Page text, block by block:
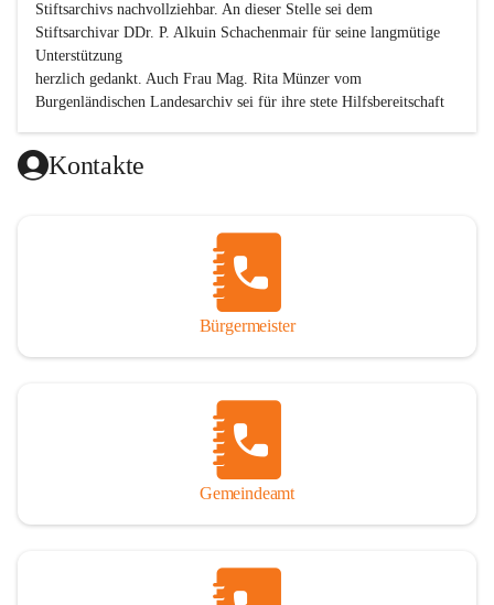
Stiftsarchivs nachvollziehbar. An dieser Stelle sei dem
Stiftsarchivar DDr. P. Alkuin Schachenmair für seine langmütige
Unterstützung
herzlich gedankt. Auch Frau Mag. Rita Münzer vom
Burgenländischen Landesarchiv sei für ihre stete Hilfsbereitschaft
Dank gilt den Textautoren dieser Chronik, dem kleinen
Redaktionsteam, für die gute Zusammenarbeit.
gedankt werden, die durch ihre Erinnerungen, Informationen und
durch das Überlassen von Fotos und Dokumenten zum Gesamtbild
dieses Buches wesentlich beigetragen haben.
Der Zeitdruck war enorm, um das Werk auch zeitgerecht für das
Jubiläumsjahr abschließen zu können. Daher mag um Nachsicht
Ausführlichkeit behandelt erscheinen, oder auch der eine oder
andere Fehler unterlief. Die Autoren haben nach ihren
individuellen Möglichkeiten mit bestem Wissen und Gewissen
Andreas Rohatsch wurde auf das System der Fußnoten verzichtet.
Wo eine genaue Quellenangabe sinnvoll und notwendig erschien,
Kontakte
Bürgermeister
Gemeindeamt